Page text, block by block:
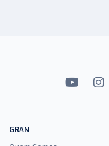
GRAN